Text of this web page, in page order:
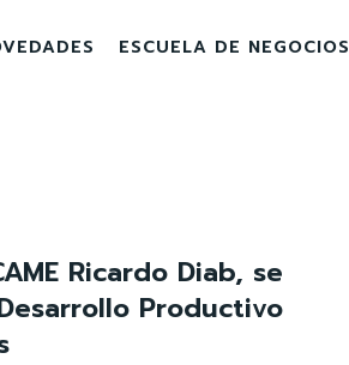
ESCUELA DE NEGOCIOS
Ricardo Diab, se
Productivo